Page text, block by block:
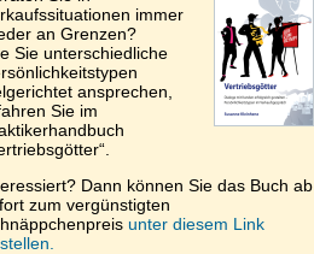
immer
an Grenzen?
Sie unterschiedliche
ansprechen,
Sie im
Dann können Sie das Buch ab
zum vergünstigten
unter diesem Link